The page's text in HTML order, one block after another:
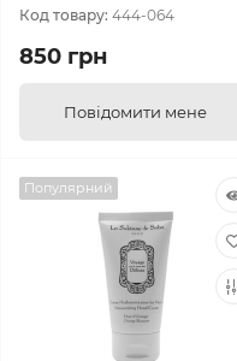
Код товару: 444-064
850 грн
Повідомити мене
Популярний